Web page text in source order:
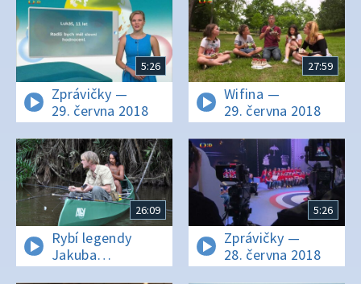
5:26
Zprávičky —
29. června 2018
27:59
Wifina —
29. června 2018
26:09
Rybí legendy
Jakuba
Vágnera —
5:26
Zprávičky —
28. června 2018